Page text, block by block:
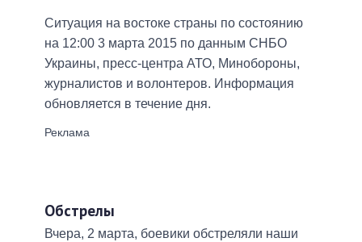
ВСЕ ПЕРСОНЫ
Ситуация на востоке страны по состоянию
на 12:00 3 марта 2015 по данным СНБО
Украины, пресс-центра АТО, Минобороны,
журналистов и волонтеров. Информация
обновляется в течение дня.
Обстрелы
Вчера, 2 марта, боевики обстреляли наши